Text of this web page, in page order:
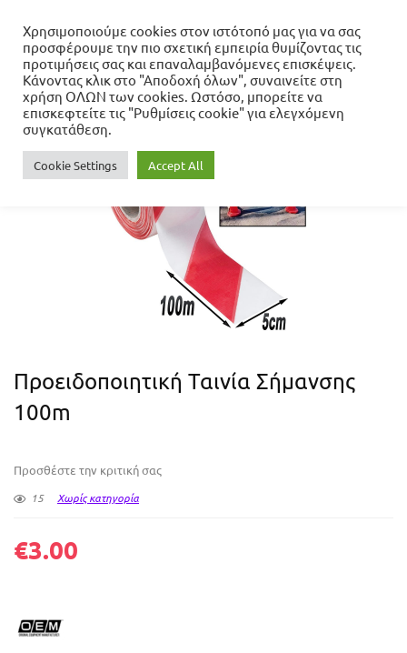
Αρχική σελίδα Χωρίς κατηγορία
Προειδοποιητική Ταινία
Σήμανσης 100m
Προειδοποιητική Ταινία Σήμανσης
100m
Προσθέστε την κριτική σας
15 Χωρίς κατηγορία
€3.00
Χρησιμοποιούμε cookies στον ιστότοπό μας για να σας
προσφέρουμε την πιο σχετική εμπειρία θυμίζοντας τις
προτιμήσεις σας και επαναλαμβανόμενες επισκέψεις.
Κάνοντας κλικ στο "Αποδοχή όλων", συναινείτε στη
χρήση ΟΛΩΝ των cookies. Ωστόσο, μπορείτε να
επισκεφτείτε τις "Ρυθμίσεις cookie" για ελεγχόμενη
συγκατάθεση.
Cookie Settings Accept All